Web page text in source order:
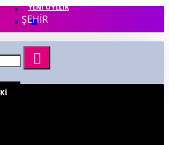
YENI ÜYELIK
ŞEHİR